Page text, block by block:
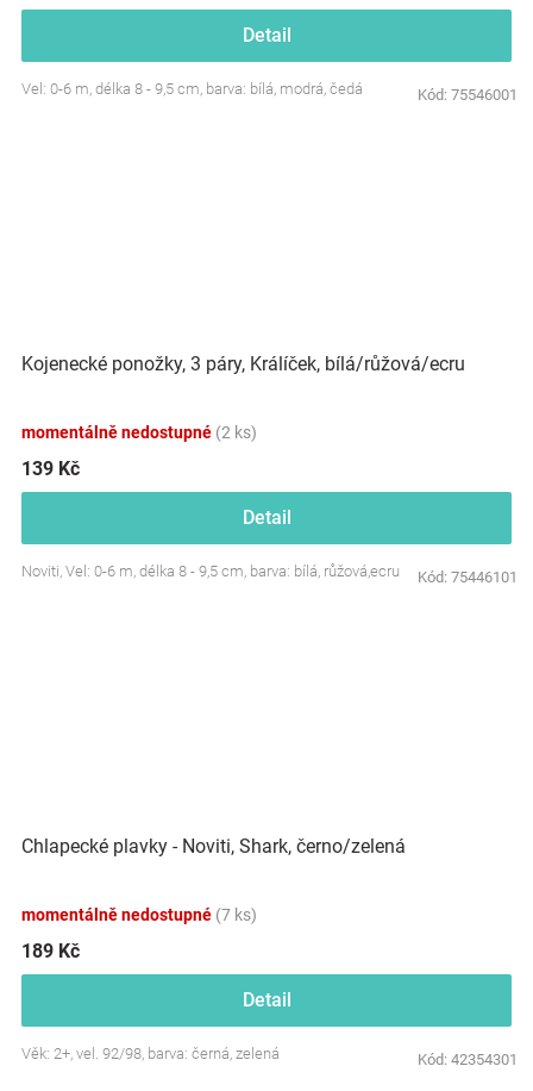
Detail
Vel: 0-6 m, délka 8 - 9,5 cm, barva: bílá, modrá, čedá Kód: 75546001
Kojenecké ponožky, 3 páry, Králíček, bílá/růžová/ecru
momentálně nedostupné (2 ks)
139 Kč
Detail
Noviti, Vel: 0-6 m, délka 8 - 9,5 cm, barva: bílá, růžová,ecru Kód: 75446101
Chlapecké plavky - Noviti, Shark, černo/zelená
momentálně nedostupné (7 ks)
189 Kč
Detail
Věk: 2+, vel. 92/98, barva: černá, zelená Kód: 42354301